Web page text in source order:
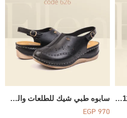
حذاء كعب 4سم بجلد طري – Code 411 سابوه طبي شيك للطلعات والشغل بأبزيمة سهلة وفينيش ليزر أنيق – كود 626
EGP970